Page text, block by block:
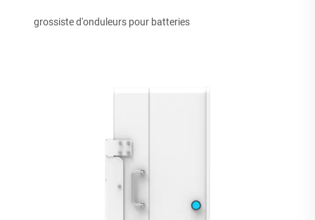
grossiste d'onduleurs pour batteries